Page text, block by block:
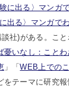
験に出る〉マンガ
に出る〉マンガで
談社)がある。こ
憂いなし：こと
」「WEB上での
をテーマに研究報